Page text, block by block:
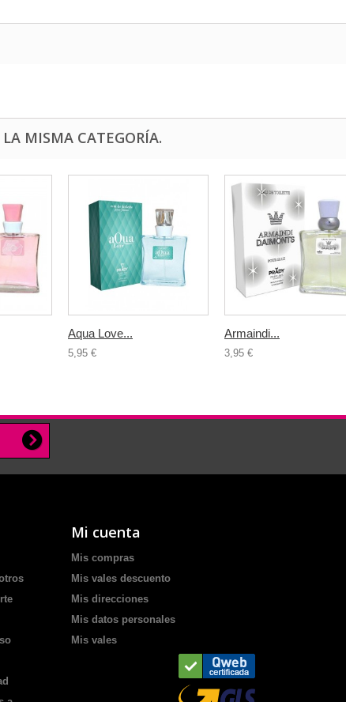
MISMA CATEGORÍA.
Aqua Love...
5,95 €
Armaindi...
3,95 €
Mi cuenta
Mis compras
Mis vales descuento
Mis direcciones
Mis datos personales
Mis vales